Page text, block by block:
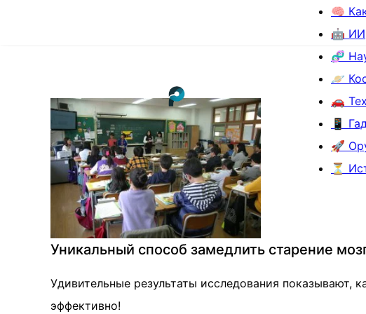
🧠
🤖 ИИ
🧬
🪐
🚗
📱
🚀
⏳
Уникальный способ замедлить старение
Удивительные результаты исследования показывают,
эффективно!